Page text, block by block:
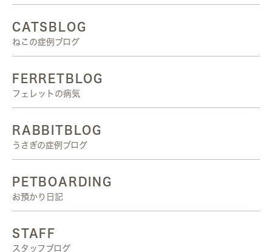
CATSBLOG
ねこの症例ブログ
FERRETBLOG
フェレットの病気
RABBITBLOG
うさぎの症例ブログ
PETBOARDING
お預かり日記
STAFF
スタッフブログ